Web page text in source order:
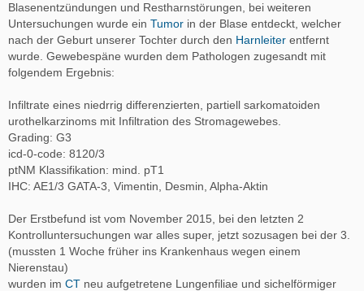
Blasenentzündungen und Restharnstörungen, bei weiteren
Untersuchungen wurde ein Tumor in der Blase entdeckt, welcher
nach der Geburt unserer Tochter durch den Harnleiter entfernt
wurde. Gewebespäne wurden dem Pathologen zugesandt mit
folgendem Ergebnis:
Infiltrate eines niedrrig differenzierten, partiell sarkomatoiden
urothelkarzinoms mit Infiltration des Stromagewebes.
Grading: G3
icd-0-code: 8120/3
ptNM Klassifikation: mind. pT1
IHC: AE1/3 GATA-3, Vimentin, Desmin, Alpha-Aktin
Der Erstbefund ist vom November 2015, bei den letzten 2
Kontrolluntersuchungen war alles super, jetzt sozusagen bei der 3.
(mussten 1 Woche früher ins Krankenhaus wegen einem
Nierenstau)
wurden im CT neu aufgetretene Lungenfiliae und sichelförmiger